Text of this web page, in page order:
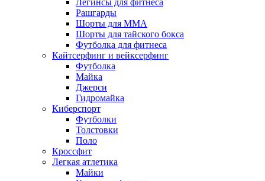
Рашгарды
Шорты для MMA
Шорты для тайского бокса
Футболка для фитнеса
Кайтсерфинг и вейксерфинг
Футболка
Майка
Джерси
Гидромайка
Киберспорт
Футболки
Толстовки
Поло
Кроссфит
Легкая атлетика
Майки